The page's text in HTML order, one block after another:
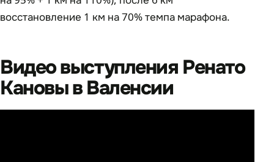
восстановление 1 км на 70% темпа марафона.
Видео выступления Ренато
Кановы в Валенсии